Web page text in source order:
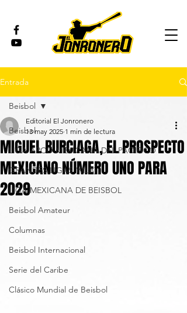
Entrada
Beisbol
LIGA ARCO MEXICANA DEL PACÍFICO
GRANDES LIGAS (MLB)
LIGA MEXICANA DE BEISBOL
Beisbol Amateur
Columnas
Beisbol Internacional
Serie del Caribe
Clásico Mundial de Beisbol
Beisbol
MIGUEL BURCIAGA, EL PROSPECTO
MEXICANO NÚMERO UNO PARA
2029
Editorial El Jonronero
13 may 2025 1 min de lectura